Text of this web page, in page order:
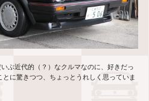
ぶ近代的（？）なクルマなのに、好きだっ
に驚きつつ、ちょっとうれしく思っていま